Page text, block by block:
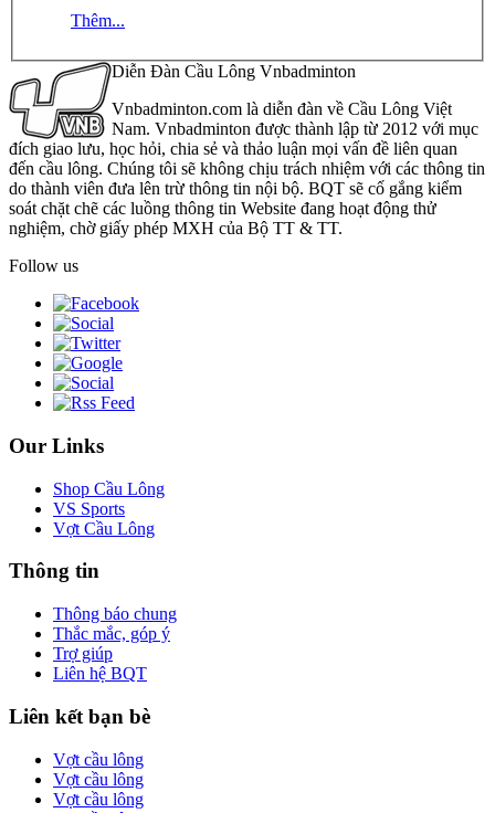
Thêm...
Diễn Đàn Cầu Lông Vnbadminton
Vnbadminton.com là diễn đàn về Cầu Lông Việt
Nam. Vnbadminton được thành lập từ 2012 với mục
đích giao lưu, học hỏi, chia sẻ và thảo luận mọi vấn đề liên quan
đến cầu lông. Chúng tôi sẽ không chịu trách nhiệm với các thông tin
do thành viên đưa lên trừ thông tin nội bộ. BQT sẽ cố gắng kiểm
soát chặt chẽ các luồng thông tin Website đang hoạt động thử
nghiệm, chờ giấy phép MXH của Bộ TT & TT.
Follow us
Our Links
Shop Cầu Lông
VS Sports
Vợt Cầu Lông
Thông tin
Thông báo chung
Thắc mắc, góp ý
Trợ giúp
Liên hệ BQT
Liên kết bạn bè
Vợt cầu lông
Vợt cầu lông
Vợt cầu lông